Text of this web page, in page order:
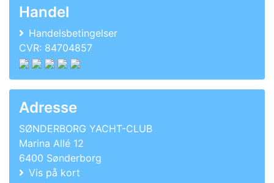
Handel
Handelsbetingelser
CVR: 84704857
Adresse
SØNDERBORG YACHT-CLUB
Marina Allé 12
6400 Sønderborg
Vis på kort